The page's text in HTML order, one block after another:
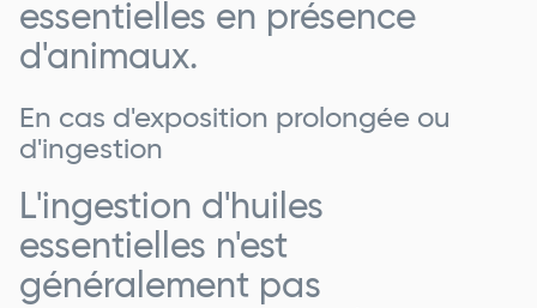
essentielles en présence
d'animaux.
En cas d'exposition prolongée ou
d'ingestion
L'ingestion d'huiles
essentielles n'est
généralement pas